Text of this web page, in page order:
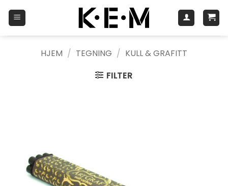
HJEM / TEGNING / KULL & GRAFITT
FILTER